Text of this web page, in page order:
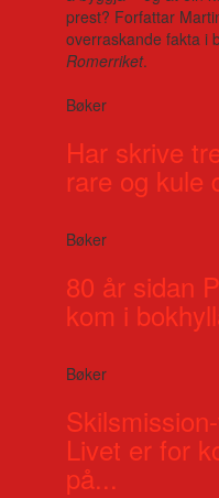
prest? Forfattar
overraskande fakta i
Romerriket.
Bøker
Har skrive
rare og kule
Bøker
80 år sidan
kom i
Bøker
Livet er for
på...